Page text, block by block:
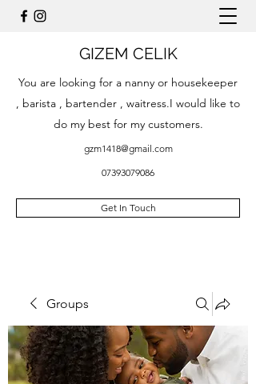
GIZEM CELIK
You are looking for a nanny or housekeeper
, barista , bartender , waitress.I would like to
do my best for my customers.
gzm1418@gmail.com
07393079086
Get In Touch
Groups